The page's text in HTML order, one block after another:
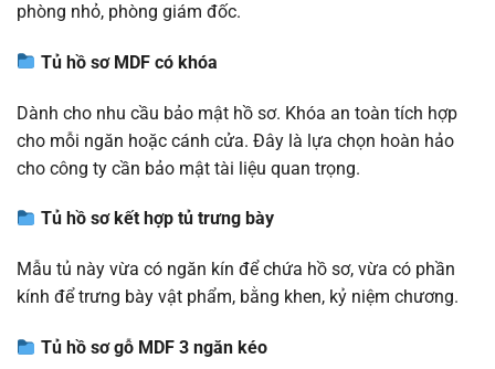
phòng nhỏ, phòng giám đốc.
Tủ hồ sơ MDF có khóa
Dành cho nhu cầu bảo mật hồ sơ. Khóa an toàn tích hợp
cho mỗi ngăn hoặc cánh cửa. Đây là lựa chọn hoàn hảo
cho công ty cần bảo mật tài liệu quan trọng.
Tủ hồ sơ kết hợp tủ trưng bày
Mẫu tủ này vừa có ngăn kín để chứa hồ sơ, vừa có phần
kính để trưng bày vật phẩm, bằng khen, kỷ niệm chương.
Tủ hồ sơ gỗ MDF 3 ngăn kéo